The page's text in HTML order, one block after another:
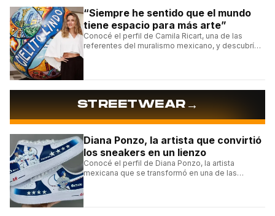
“Siempre he sentido que el mundo
tiene espacio para más arte”
Conocé el perfil de Camila Ricart, una de las
referentes del muralismo mexicano, y descubrí
STREETWEAR→
Diana Ponzo, la artista que convirtió
los sneakers en un lienzo
Conocé el perfil de Diana Ponzo, la artista
mexicana que se transformó en una de las